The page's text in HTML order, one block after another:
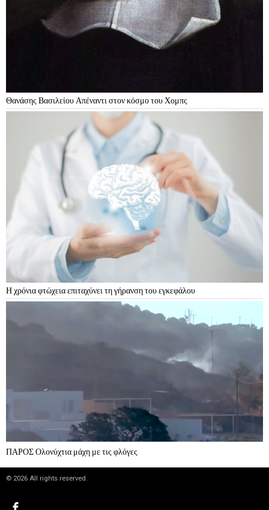
Θανάσης Βασιλείου Απέναντι στον κόσμο του Χομπς
Η χρόνια φτώχεια επιταχύνει τη γήρανση του εγκεφάλου
ΠΑΡΟΣ Ολονύχτια μάχη με τις φλόγες
© 2026 All rights reserved.